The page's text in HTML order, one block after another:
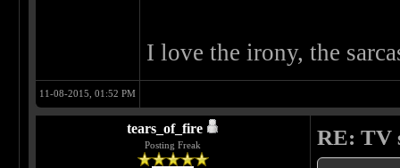
I love the irony, the
11-08-2015, 01:52 PM
tears_of_fire
Posting Freak RE: TV